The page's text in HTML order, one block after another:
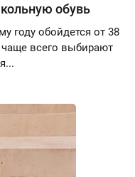
обувь
году обойдется от 38
всего выбирают